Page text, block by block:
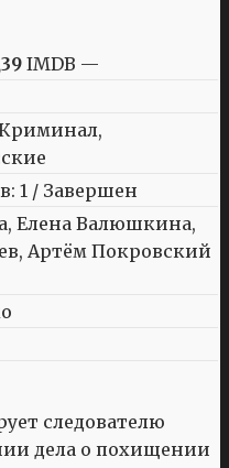
IMDB —
1 / Завершен
Елена Валюшкина,
Артём Покровский
следователю
дела о похищении